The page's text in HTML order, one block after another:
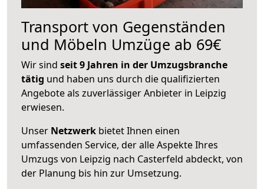
Transport von Gegenständen
und Möbeln Umzüge ab 69€
Wir sind seit 9 Jahren in der Umzugsbranche
tätig und haben uns durch die qualifizierten
Angebote als zuverlässiger Anbieter in Leipzig
erwiesen.
Unser Netzwerk bietet Ihnen einen
umfassenden Service, der alle Aspekte Ihres
Umzugs von Leipzig nach Casterfeld abdeckt, von
der Planung bis hin zur Umsetzung.